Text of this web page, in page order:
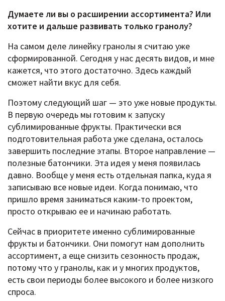
Думаете ли вы о расширении ассортимента? Или
хотите и дальше развивать только гранолу?
На самом деле линейку гранолы я считаю уже
сформированной. Сегодня у нас десять видов, и мне
кажется, что этого достаточно. Здесь каждый
сможет найти вкус для себя.
Поэтому следующий шаг — это уже новые продукты.
В первую очередь мы готовим к запуску
сублимированные фрукты. Практически вся
подготовительная работа уже сделана, осталось
завершить последние этапы. Второе направление —
полезные батончики. Эта идея у меня появилась
давно. Вообще у меня есть отдельная папка, куда я
записываю все новые идеи. Когда понимаю, что
пришло время заниматься каким-то проектом,
просто открываю ее и начинаю работать.
Сейчас в приоритете именно сублимированные
фрукты и батончики. Они помогут нам дополнить
ассортимент, а еще снизить сезонность продаж,
потому что у гранолы, как и у многих продуктов,
есть свои периоды более высокого и более низкого
спроса.